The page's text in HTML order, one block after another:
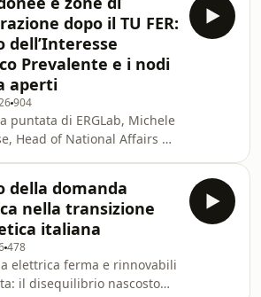
dopo il TU FER:
dell’Interesse
Prevalente e i nodi
aperti
904
puntata di ERGLab, Michele
Head of National Affairs di
di accelerazione dopo
vigore del Testo Unico FER.
approfondisce i
nodi ancora aperti per
territori e investitori: la
di un sistema autorizzativo
della domanda
nella transizione
italiana
478
elettrica ferma e rinnovabili
il disequilibrio nascosto